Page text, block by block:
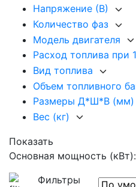
Напряжение (В)
Количество фаз
Модель двигателя
Расход топлива при
Вид топлива
Объем топливного
Размеры Д*Ш*В (мм)
Вес (кг)
Показать
Основная мощность (кВт):
Фильтры